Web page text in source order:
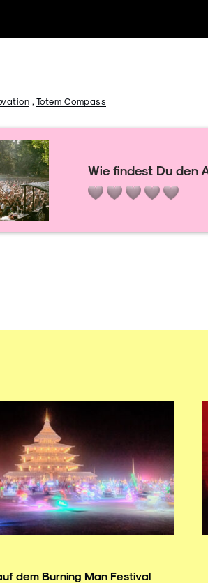
, Totem Compass
Wie findest Du den
dem Burning Man Festival